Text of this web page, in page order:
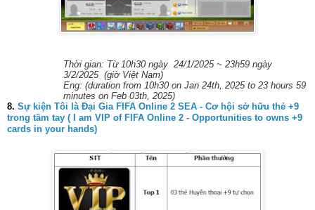
Thời gian: Từ 10h30 ngày 24/1/2025 ~ 23h59 ngày
3/2/2025 (giờ Việt Nam)
Eng: (duration from 10h30 on Jan 24th, 2025 to 23 hours 59
minutes on Feb 03th, 2025)
8. Sự kiện Tôi là Đại Gia FIFA Online 2 SEA - Cơ hội sở hữu thẻ +9
trong tầm tay ( I am VIP of FIFA Online 2 - Opportunities to owns +9
cards in your hands)